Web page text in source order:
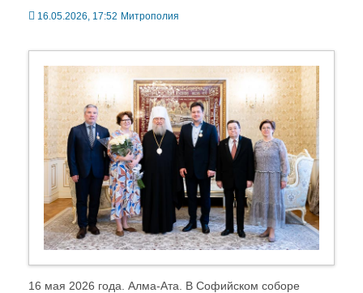
16.05.2026, 17:52 Митрополия
16 мая 2026 года. Алма-Ата. В Софийском соборе